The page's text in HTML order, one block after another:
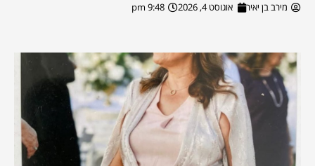
מירב בן יאיר אוגוסט 4, 2026 9:48 pm